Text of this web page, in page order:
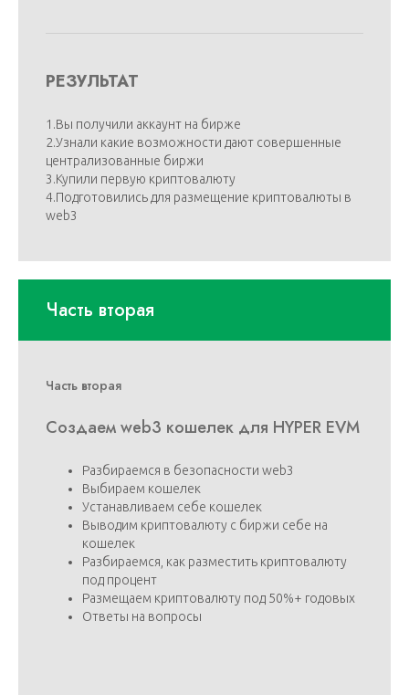
РЕЗУЛЬТАТ
1.Вы получили аккаунт на бирже
2.Узнали какие возможности дают совершенные
централизованные биржи
3.Купили первую криптовалюту
4.Подготовились для размещение криптовалюты в
web3
Часть вторая
Часть вторая
Создаем web3 кошелек для HYPER EVM
Разбираемся в безопасности web3
Выбираем кошелек
Устанавливаем себе кошелек
Выводим криптовалюту с биржи себе на
кошелек
Разбираемся, как разместить криптовалюту
под процент
Размещаем криптовалюту под 50%+ годовых
Ответы на вопросы